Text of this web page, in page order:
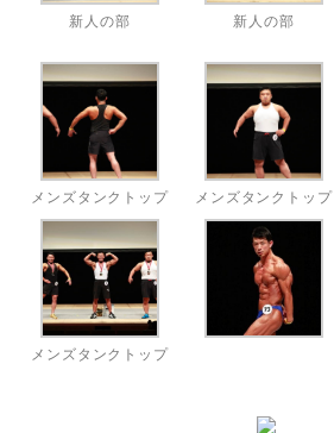
新人の部 新人の部
メンズタンクトップ メンズタンクトップ
メンズタンクトップ